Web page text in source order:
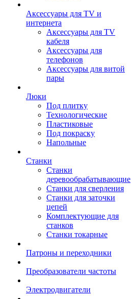
Аксессуары для TV и
интернета
Аксессуары для TV
кабеля
Аксессуары для
телефонов
Аксессуары для витой
пары
Люки
Под плитку
Технологические
Пластиковые
Под покраску
Напольные
Станки
Станки
деревообрабатывающие
Станки для сверления
Станки для заточки
цепей
Комплектующие для
станков
Станки токарные
Патроны и переходники
Преобразователи частоты
Электродвигатели